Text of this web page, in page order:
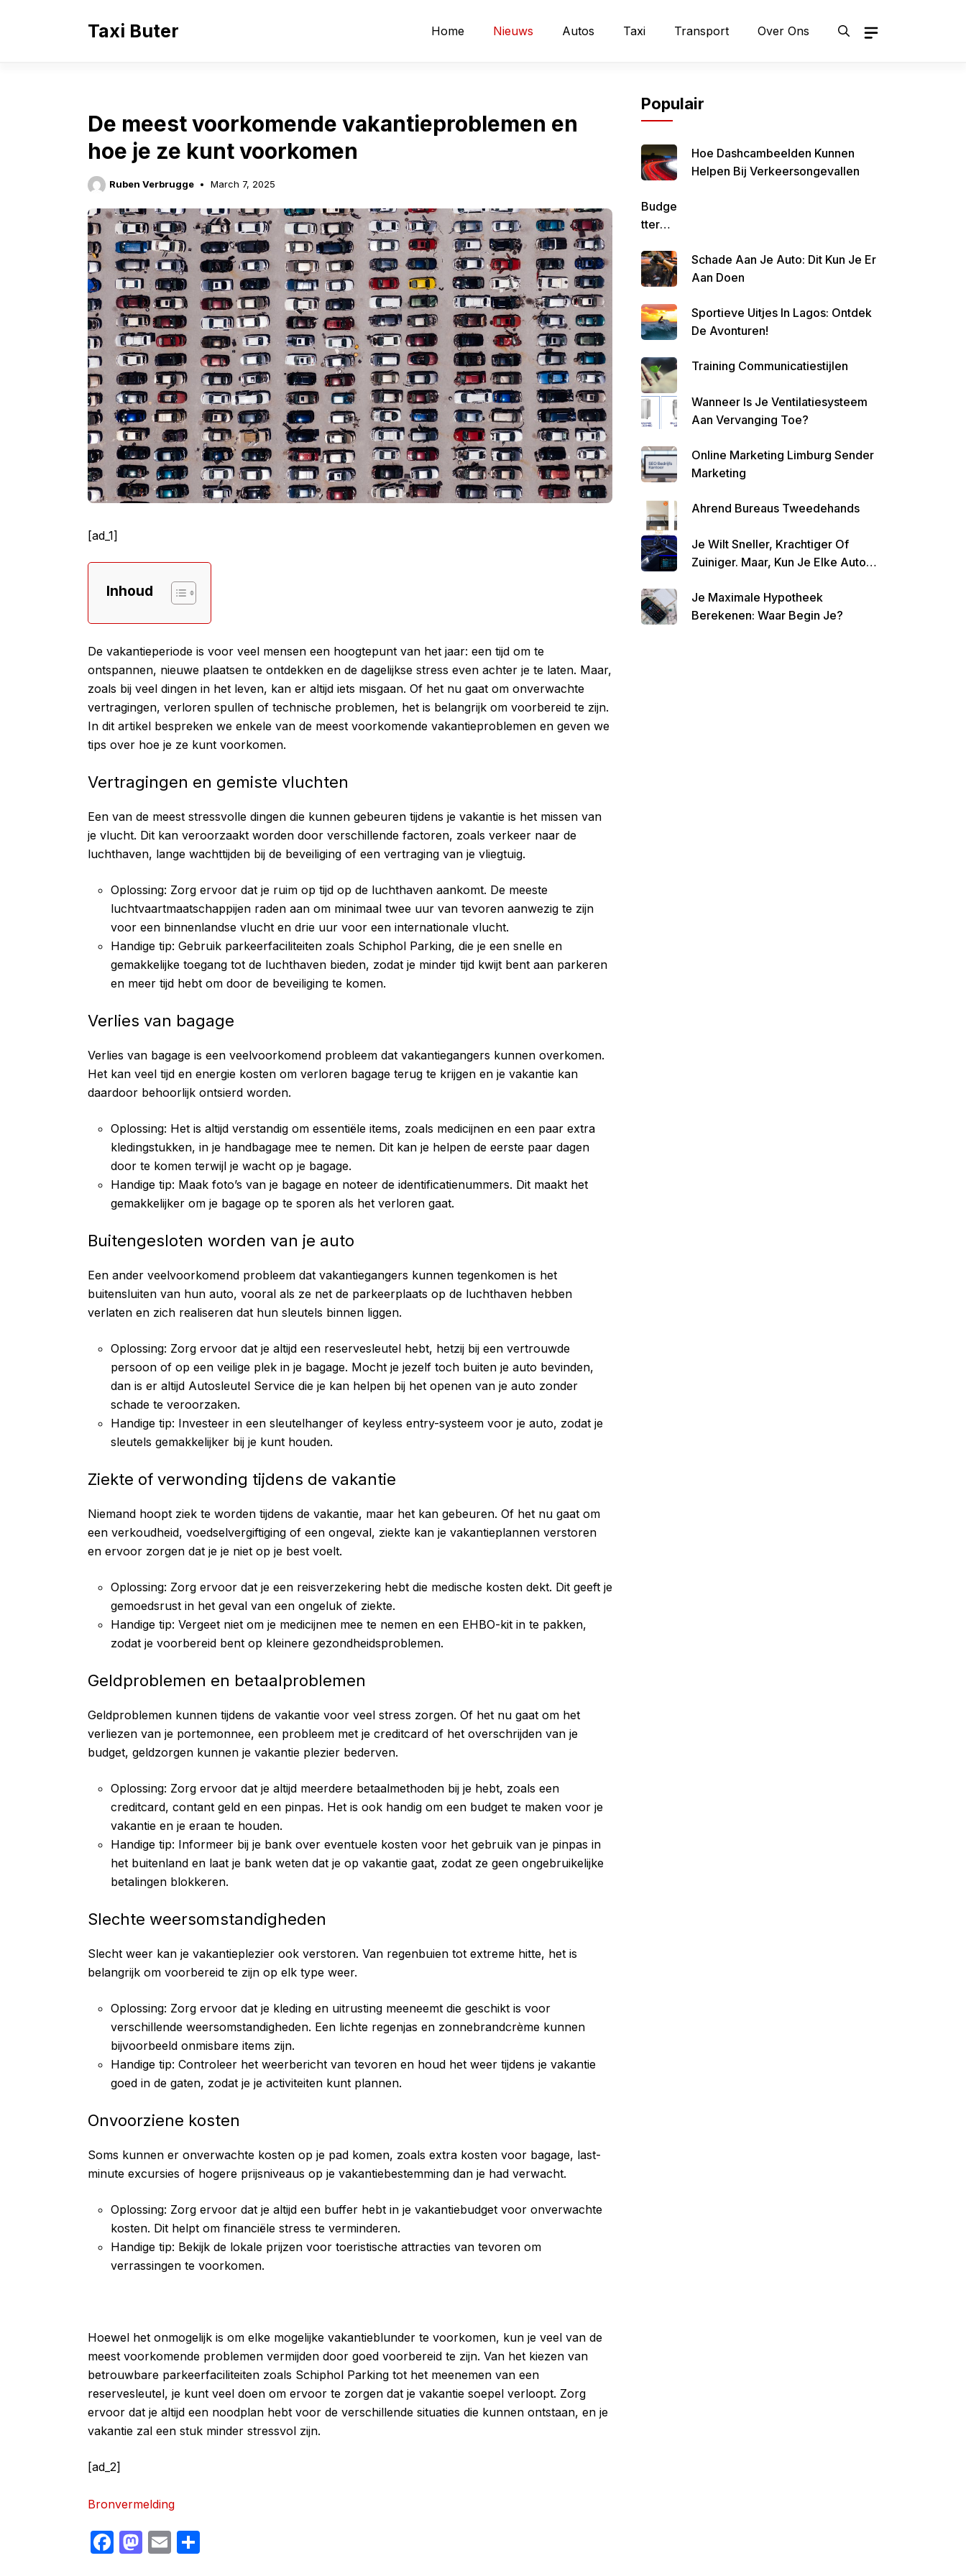
Taxi Buter Home Nieuws Autos Taxi Transport Over Ons
De meest voorkomende vakantieproblemen en
hoe je ze kunt voorkomen
Ruben Verbrugge March 7, 2025
[ad_1]
Inhoud
De vakantieperiode is voor veel mensen een hoogtepunt van het jaar: een tijd om te
ontspannen, nieuwe plaatsen te ontdekken en de dagelijkse stress even achter je te laten. Maar,
zoals bij veel dingen in het leven, kan er altijd iets misgaan. Of het nu gaat om onverwachte
vertragingen, verloren spullen of technische problemen, het is belangrijk om voorbereid te zijn.
In dit artikel bespreken we enkele van de meest voorkomende vakantieproblemen en geven we
tips over hoe je ze kunt voorkomen.
Vertragingen en gemiste vluchten
Een van de meest stressvolle dingen die kunnen gebeuren tijdens je vakantie is het missen van
je vlucht. Dit kan veroorzaakt worden door verschillende factoren, zoals verkeer naar de
luchthaven, lange wachttijden bij de beveiliging of een vertraging van je vliegtuig.
Oplossing: Zorg ervoor dat je ruim op tijd op de luchthaven aankomt. De meeste
luchtvaartmaatschappijen raden aan om minimaal twee uur van tevoren aanwezig te zijn
voor een binnenlandse vlucht en drie uur voor een internationale vlucht.
Handige tip: Gebruik parkeerfaciliteiten zoals Schiphol Parking, die je een snelle en
gemakkelijke toegang tot de luchthaven bieden, zodat je minder tijd kwijt bent aan parkeren
en meer tijd hebt om door de beveiliging te komen.
Verlies van bagage
Verlies van bagage is een veelvoorkomend probleem dat vakantiegangers kunnen overkomen.
Het kan veel tijd en energie kosten om verloren bagage terug te krijgen en je vakantie kan
daardoor behoorlijk ontsierd worden.
Oplossing: Het is altijd verstandig om essentiële items, zoals medicijnen en een paar extra
kledingstukken, in je handbagage mee te nemen. Dit kan je helpen de eerste paar dagen
door te komen terwijl je wacht op je bagage.
Handige tip: Maak foto’s van je bagage en noteer de identificatienummers. Dit maakt het
gemakkelijker om je bagage op te sporen als het verloren gaat.
Buitengesloten worden van je auto
Een ander veelvoorkomend probleem dat vakantiegangers kunnen tegenkomen is het
buitensluiten van hun auto, vooral als ze net de parkeerplaats op de luchthaven hebben
verlaten en zich realiseren dat hun sleutels binnen liggen.
Oplossing: Zorg ervoor dat je altijd een reservesleutel hebt, hetzij bij een vertrouwde
persoon of op een veilige plek in je bagage. Mocht je jezelf toch buiten je auto bevinden,
dan is er altijd Autosleutel Service die je kan helpen bij het openen van je auto zonder
schade te veroorzaken.
Handige tip: Investeer in een sleutelhanger of keyless entry-systeem voor je auto, zodat je
sleutels gemakkelijker bij je kunt houden.
Ziekte of verwonding tijdens de vakantie
Niemand hoopt ziek te worden tijdens de vakantie, maar het kan gebeuren. Of het nu gaat om
een verkoudheid, voedselvergiftiging of een ongeval, ziekte kan je vakantieplannen verstoren
en ervoor zorgen dat je je niet op je best voelt.
Oplossing: Zorg ervoor dat je een reisverzekering hebt die medische kosten dekt. Dit geeft je
gemoedsrust in het geval van een ongeluk of ziekte.
Handige tip: Vergeet niet om je medicijnen mee te nemen en een EHBO-kit in te pakken,
zodat je voorbereid bent op kleinere gezondheidsproblemen.
Geldproblemen en betaalproblemen
Geldproblemen kunnen tijdens de vakantie voor veel stress zorgen. Of het nu gaat om het
verliezen van je portemonnee, een probleem met je creditcard of het overschrijden van je
budget, geldzorgen kunnen je vakantie plezier bederven.
Oplossing: Zorg ervoor dat je altijd meerdere betaalmethoden bij je hebt, zoals een
creditcard, contant geld en een pinpas. Het is ook handig om een budget te maken voor je
vakantie en je eraan te houden.
Handige tip: Informeer bij je bank over eventuele kosten voor het gebruik van je pinpas in
het buitenland en laat je bank weten dat je op vakantie gaat, zodat ze geen ongebruikelijke
betalingen blokkeren.
Slechte weersomstandigheden
Slecht weer kan je vakantieplezier ook verstoren. Van regenbuien tot extreme hitte, het is
belangrijk om voorbereid te zijn op elk type weer.
Oplossing: Zorg ervoor dat je kleding en uitrusting meeneemt die geschikt is voor
verschillende weersomstandigheden. Een lichte regenjas en zonnebrandcrème kunnen
bijvoorbeeld onmisbare items zijn.
Handige tip: Controleer het weerbericht van tevoren en houd het weer tijdens je vakantie
goed in de gaten, zodat je je activiteiten kunt plannen.
Onvoorziene kosten
Soms kunnen er onverwachte kosten op je pad komen, zoals extra kosten voor bagage, last-
minute excursies of hogere prijsniveaus op je vakantiebestemming dan je had verwacht.
Oplossing: Zorg ervoor dat je altijd een buffer hebt in je vakantiebudget voor onverwachte
kosten. Dit helpt om financiële stress te verminderen.
Handige tip: Bekijk de lokale prijzen voor toeristische attracties van tevoren om
verrassingen te voorkomen.
Hoewel het onmogelijk is om elke mogelijke vakantieblunder te voorkomen, kun je veel van de
meest voorkomende problemen vermijden door goed voorbereid te zijn. Van het kiezen van
betrouwbare parkeerfaciliteiten zoals Schiphol Parking tot het meenemen van een
reservesleutel, je kunt veel doen om ervoor te zorgen dat je vakantie soepel verloopt. Zorg
ervoor dat je altijd een noodplan hebt voor de verschillende situaties die kunnen ontstaan, en je
vakantie zal een stuk minder stressvol zijn.
[ad_2]
Bronvermelding
F
M E
Populair
Hoe Dashcambeelden Kunnen
Helpen Bij Verkeersongevallen
Budge
Tteren
Belan
Grijk
Zo
Altijd
Over
Te
Houde
N
Schade Aan Je Auto: Dit Kun Je Er
Aan Doen
Sportieve Uitjes In Lagos: Ontdek
De Avonturen!
Training Communicatiestijlen
Wanneer Is Je Ventilatiesysteem
Aan Vervanging Toe?
Online Marketing Limburg Sender
Marketing
Ahrend Bureaus Tweedehands
Je Wilt Sneller, Krachtiger Of
Zuiniger. Maar, Kun Je Elke Auto
Je Maximale Hypotheek
Berekenen: Waar Begin Je?